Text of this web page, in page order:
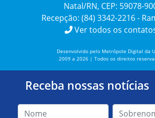
Natal/RN, CEP: 59078-
Recepção: (84) 3342-2216 -
Ver todos os
Desenvolvido pelo Metrópole Digital da
2009 a 2026 | Todos os direitos
Receba nossas notícias